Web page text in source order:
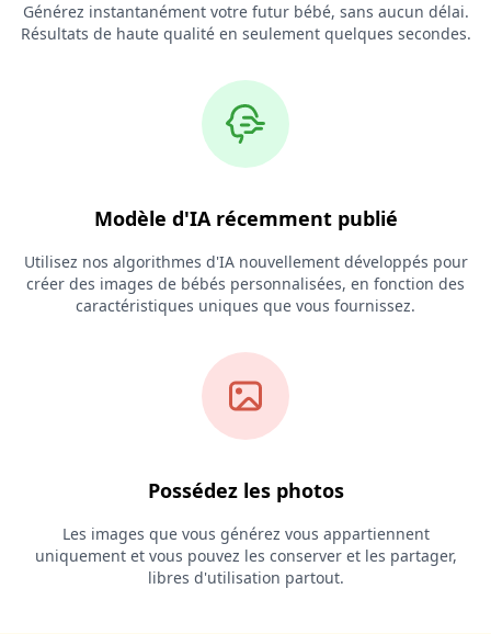
Générez instantanément votre futur bébé, sans aucun délai.
Résultats de haute qualité en seulement quelques secondes.
Modèle d'IA récemment publié
Utilisez nos algorithmes d'IA nouvellement développés pour
créer des images de bébés personnalisées, en fonction des
caractéristiques uniques que vous fournissez.
Possédez les photos
Les images que vous générez vous appartiennent
uniquement et vous pouvez les conserver et les partager,
libres d'utilisation partout.